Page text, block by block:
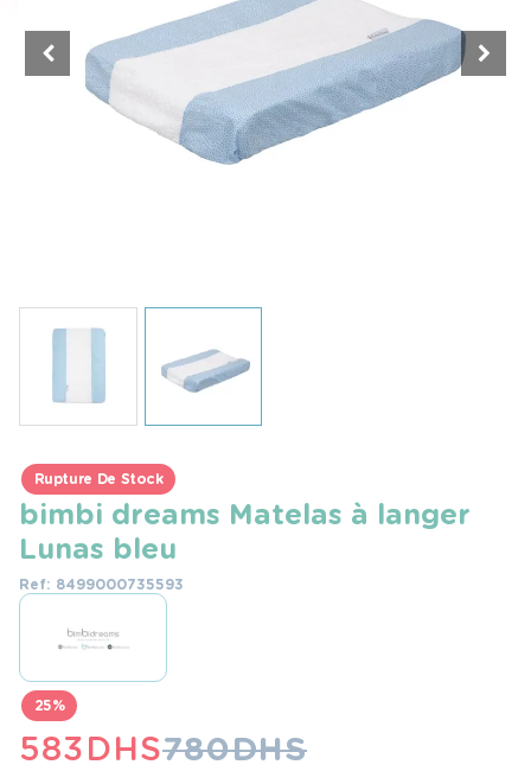
Rupture De Stock
bimbi dreams Matelas à langer
Lunas bleu
Ref: 8499000735593
780DHS
LE
583DHS
LE
25%